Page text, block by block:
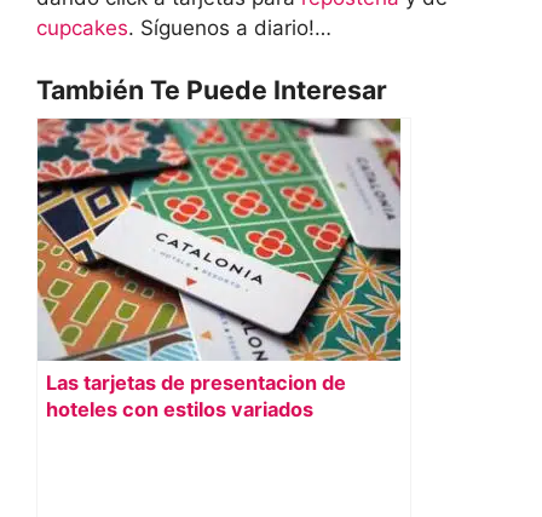
cupcakes. Síguenos a diario!…
También Te Puede Interesar
Las tarjetas de presentacion de
hoteles con estilos variados